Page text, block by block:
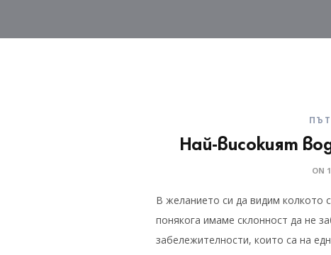
Най-високият
ON
В желанието си да видим колкото
понякога имаме склонност да не
забележителности, които са на